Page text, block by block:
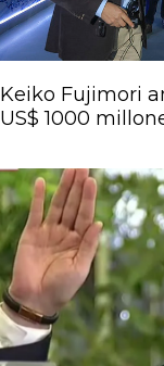
Keiko Fujimori
US$ 1000